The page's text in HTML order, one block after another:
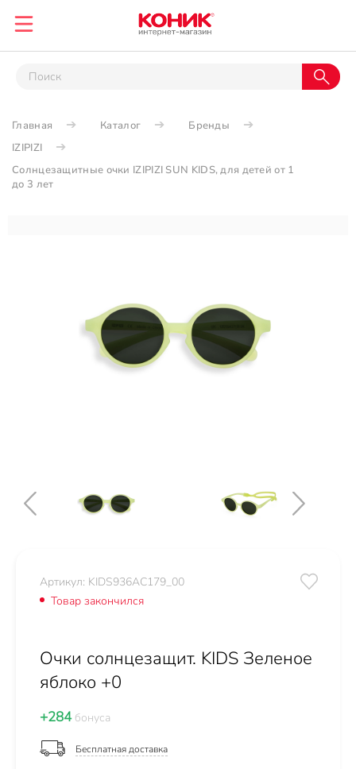
Главная Каталог
Бренды
IZIPIZI
Солнцезащитные очки IZIPIZI SUN KIDS, для детей от 1
до 3 лет
Артикул: KIDS936AC179_00
Товар закончился
Очки солнцезащит. KIDS Зеленое
яблоко +0
+284бонуса
Бесплатная доставка